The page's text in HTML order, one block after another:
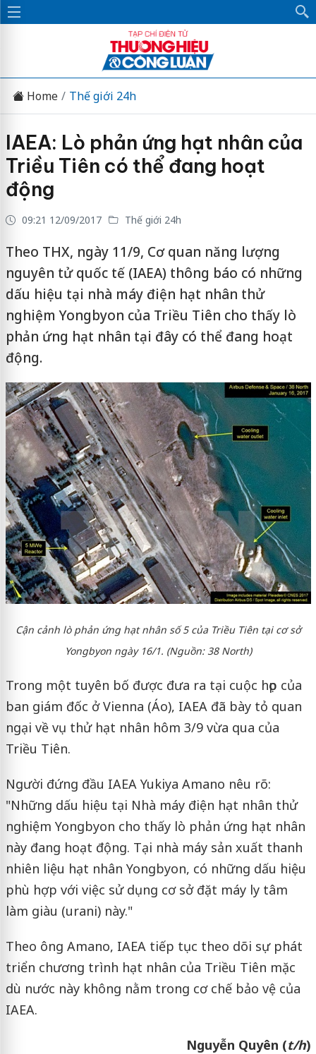
Home Thế giới 24h
IAEA: Lò phản ứng hạt nhân của
Triều Tiên có thể đang hoạt
động
09:21 12/09/2017 Thế giới 24h
Theo THX, ngày 11/9, Cơ quan năng lượng
nguyên tử quốc tế (IAEA) thông báo có những
dấu hiệu tại nhà máy điện hạt nhân thử
nghiệm Yongbyon của Triều Tiên cho thấy lò
phản ứng hạt nhân tại đây có thể đang hoạt
động.
Cận cảnh lò phản ứng hạt nhân số 5 của Triều Tiên tại cơ sở
Yongbyon ngày 16/1. (Nguồn: 38 North)
Trong một tuyên bố được đưa ra tại cuộc họp của
ban giám đốc ở Vienna (Áo), IAEA đã bày tỏ quan
ngại về vụ thử hạt nhân hôm 3/9 vừa qua của
Triều Tiên.
Người đứng đầu IAEA Yukiya Amano nêu rõ:
"Những dấu hiệu tại Nhà máy điện hạt nhân thử
nghiệm Yongbyon cho thấy lò phản ứng hạt nhân
này đang hoạt động. Tại nhà máy sản xuất thanh
nhiên liệu hạt nhân Yongbyon, có những dấu hiệu
phù hợp với việc sử dụng cơ sở đặt máy ly tâm
làm giàu (urani) này."
Theo ông Amano, IAEA tiếp tục theo dõi sự phát
triển chương trình hạt nhân của Triều Tiên mặc
dù nước này không nằm trong cơ chế bảo vệ của
IAEA.
Nguyễn Quyên (t/h)